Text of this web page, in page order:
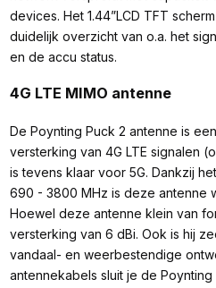
devices. Het 1.44”LCD TFT
duidelijk overzicht van o.a. het
en de accu status.
4G LTE MIMO antenne
De Poynting Puck 2 antenne is
versterking van 4G LTE signalen
is tevens klaar voor 5G. Dankzij
690 - 3800 MHz is deze antenne
Hoewel deze antenne klein van
versterking van 6 dBi. Ook is hij
vandaal- en weerbestendige
antennekabels sluit je de